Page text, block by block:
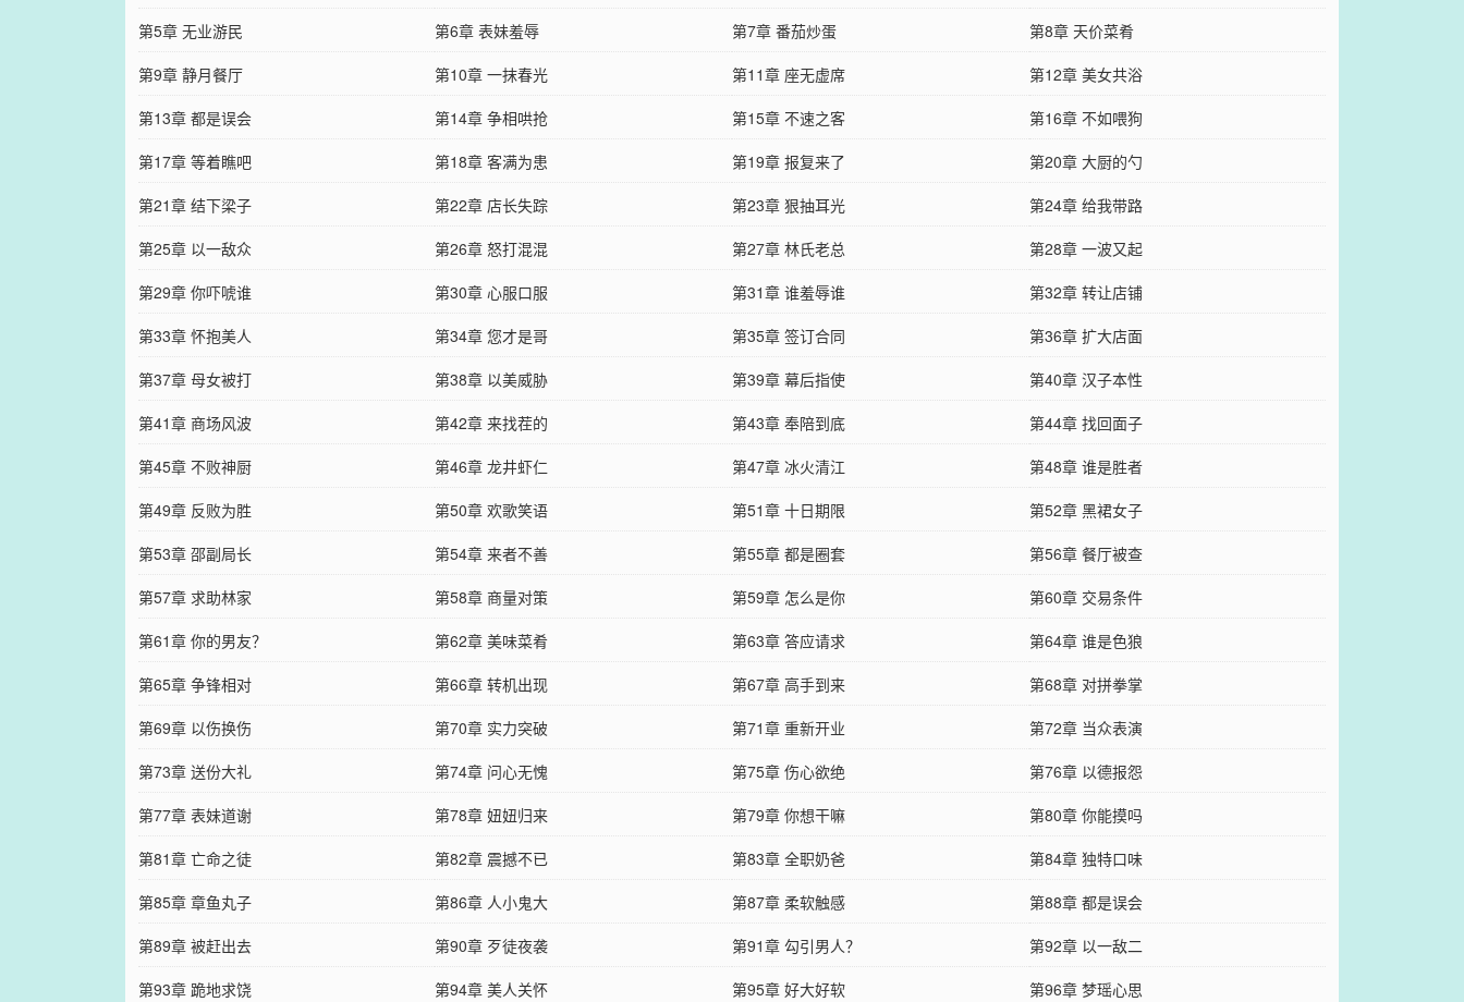
第5章 无业游民
第6章 表妹羞辱 第7章 番茄炒蛋
第8章 天价菜肴
第9章 静月餐厅
第10章 一抹春光 第11章 座无虚席
第12章 美女共浴
第13章 都是误会
第14章 争相哄抢 第15章 不速之客
第16章 不如喂狗
第17章 等着瞧吧
第18章 客满为患 第19章 报复来了
第20章 大厨的勺
第21章 结下梁子
第22章 店长失踪 第23章 狠抽耳光
第24章 给我带路
第25章 以一敌众
第26章 怒打混混 第27章 林氏老总
第28章 一波又起
第29章 你吓唬谁
第30章 心服口服 第31章 谁羞辱谁
第32章 转让店铺
第33章 怀抱美人
第34章 您才是哥 第35章 签订合同
第36章 扩大店面
第37章 母女被打
第38章 以美威胁 第39章 幕后指使
第40章 汉子本性
第41章 商场风波
第42章 来找茬的 第43章 奉陪到底
第44章 找回面子
第45章 不败神厨
第46章 龙井虾仁 第47章 冰火清江
第48章 谁是胜者
第49章 反败为胜
第50章 欢歌笑语 第51章 十日期限
第52章 黑裙女子
第53章 邵副局长
第54章 来者不善 第55章 都是圈套
第56章 餐厅被查
第57章 求助林家
第58章 商量对策 第59章 怎么是你
第60章 交易条件
第61章 你的男友？
第62章 美味菜肴 第63章 答应请求
第64章 谁是色狼
第65章 争锋相对
第66章 转机出现 第67章 高手到来
第68章 对拼拳掌
第69章 以伤换伤
第70章 实力突破 第71章 重新开业
第72章 当众表演
第73章 送份大礼
第74章 问心无愧 第75章 伤心欲绝
第76章 以德报怨
第77章 表妹道谢
第78章 妞妞归来 第79章 你想干嘛
第80章 你能摸吗
第81章 亡命之徒
第82章 震撼不已 第83章 全职奶爸
第84章 独特口味
第85章 章鱼丸子
第86章 人小鬼大 第87章 柔软触感
第88章 都是误会
第89章 被赶出去
第90章 歹徒夜袭 第91章 勾引男人？
第92章 以一敌二
第93章 跪地求饶
第94章 美人关怀 第95章 好大好软 第96章 梦瑶心思